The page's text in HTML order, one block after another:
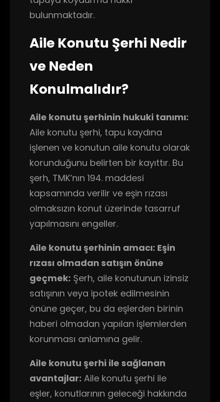
bulunmaktadır.
Aile Konutu Şerhi Nedir
ve Neden
Konulmalıdır?
Aile konutu şerhinin hukuki tanımı:
Aile konutu şerhi, tapu kaydına
işlenen ve konutun aile konutu olarak
korunduğunu belirten bir kayıttır. Bu
şerh, TMK’nın 194. maddesi
kapsamında verilir ve eşin rızası
olmaksızın konut üzerinde tasarruf
yapılmasını engeller.
Aile konutu şerhinin amacı: Eşin
rızası olmadan satışın önüne
geçmek: Şerh, aile konutunun izinsiz
satışının veya ipotek edilmesinin
önüne geçer, bu da eşlerden birinin
haberi olmadan yapılan işlemlerden
korunması anlamına gelir.
Aile konutu şerhi ile sağlanan
avantajlar: Aile konutu şerhi ile
eşler, konutlarının geleceği hakkında